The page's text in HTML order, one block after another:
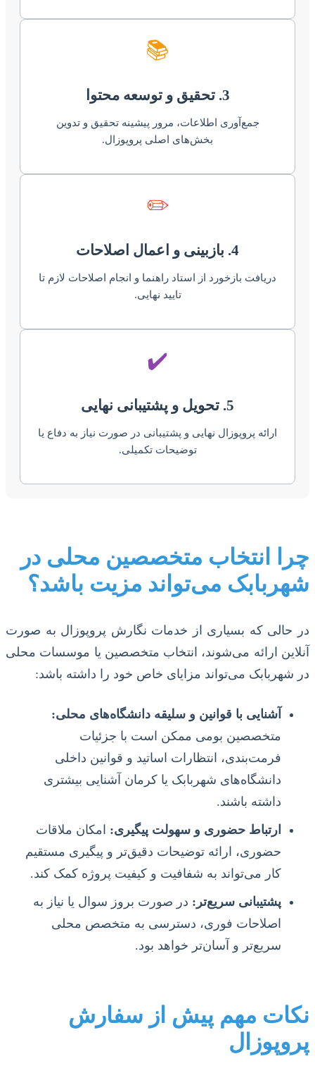
📚
3. تحقیق و توسعه محتوا
جمع‌آوری اطلاعات، مرور پیشینه تحقیق و تدوین
بخش‌های اصلی پروپوزال.
✏️
4. بازبینی و اعمال اصلاحات
دریافت بازخورد از استاد راهنما و انجام اصلاحات لازم تا
تایید نهایی.
✔️
5. تحویل و پشتیبانی نهایی
ارائه پروپوزال نهایی و پشتیبانی در صورت نیاز به دفاع یا
توضیحات تکمیلی.
چرا انتخاب متخصصین محلی در
شهربابک می‌تواند مزیت باشد؟
در حالی که بسیاری از خدمات نگارش پروپوزال به صورت
آنلاین ارائه می‌شوند، انتخاب متخصصین یا موسسات محلی
در شهربابک می‌تواند مزایای خاص خود را داشته باشد:
آشنایی با قوانین و سلیقه دانشگاه‌های محلی:
متخصصین بومی ممکن است با جزئیات
فرمت‌بندی، انتظارات اساتید و قوانین داخلی
دانشگاه‌های شهربابک یا کرمان آشنایی بیشتری
داشته باشند.
ارتباط حضوری و سهولت پیگیری: امکان ملاقات
حضوری، ارائه توضیحات دقیق‌تر و پیگیری مستقیم
کار می‌تواند به شفافیت و کیفیت پروژه کمک کند.
پشتیبانی سریع‌تر: در صورت بروز سوال یا نیاز به
اصلاحات فوری، دسترسی به متخصص محلی
سریع‌تر و آسان‌تر خواهد بود.
نکات مهم پیش از سفارش
پروپوزال